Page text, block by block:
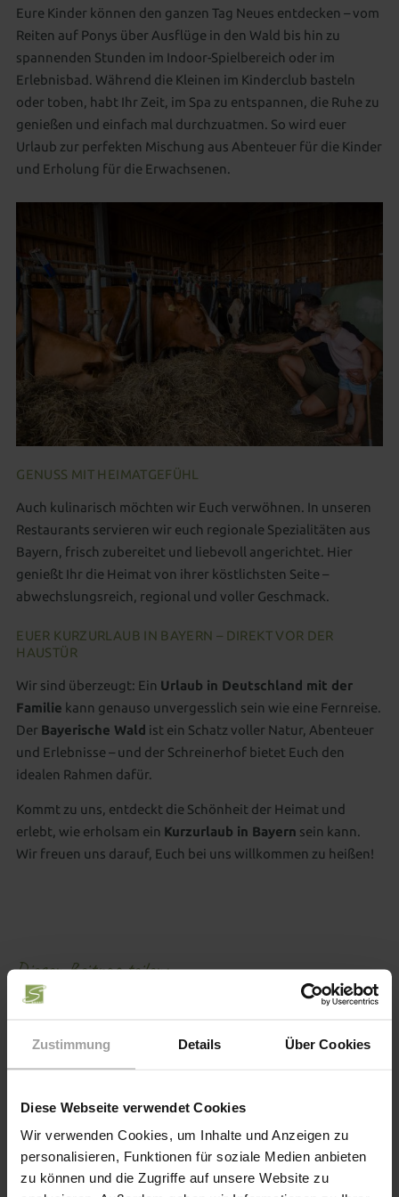
Zustimmung Details Über Cookies
Diese Webseite verwendet Cookies
Wir verwenden Cookies, um Inhalte und Anzeigen zu
personalisieren, Funktionen für soziale Medien anbieten
zu können und die Zugriffe auf unsere Website zu
Eure Kinder können den ganzen Tag Neues entdecken – vom
Reiten auf Ponys über Ausflüge in den Wald bis hin zu
spannenden Stunden im Indoor-Spielbereich oder im
Erlebnisbad. Während die Kleinen im Kinderclub basteln
oder toben, habt Ihr Zeit, im Spa zu entspannen, die Ruhe zu
genießen und einfach mal durchzuatmen. So wird euer
Urlaub zur perfekten Mischung aus Abenteuer für die Kinder
und Erholung für die Erwachsenen.
GENUSS MIT HEIMATGEFÜHL
Auch kulinarisch möchten wir Euch verwöhnen. In unseren
Restaurants servieren wir euch regionale Spezialitäten aus
Bayern, frisch zubereitet und liebevoll angerichtet. Hier
genießt Ihr die Heimat von ihrer köstlichsten Seite –
abwechslungsreich, regional und voller Geschmack.
EUER KURZURLAUB IN BAYERN – DIREKT VOR DER
HAUSTÜR
Wir sind überzeugt: Ein Urlaub in Deutschland mit der
Familie kann genauso unvergesslich sein wie eine Fernreise.
Der Bayerische Wald ist ein Schatz voller Natur, Abenteuer
und Erlebnisse – und der Schreinerhof bietet Euch den
idealen Rahmen dafür.
Kommt zu uns, entdeckt die Schönheit der Heimat und
erlebt, wie erholsam ein Kurzurlaub in Bayern sein kann.
Wir freuen uns darauf, Euch bei uns willkommen zu heißen!
Diesen Beitrag teilen
AUSFLUGSTIPPS HOTEL